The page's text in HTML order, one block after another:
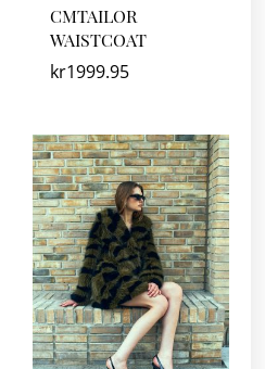
CMTAILOR
WAISTCOAT
kr1999.95